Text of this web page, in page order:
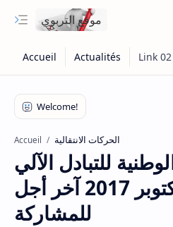
موقع التربوي
Accueil الحركات الانتقالية
للتبادل الآلي
و 12 أكتوبر 2017 آخر أجل
للمشاركة